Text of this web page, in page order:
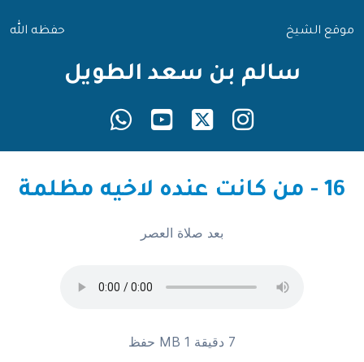
موقع الشيخ حفظه الله
سالم بن سعد الطويل
16 - من كانت عنده لاخيه مظلمة
بعد صلاة العصر
7 دقيقة 1 MB حفظ